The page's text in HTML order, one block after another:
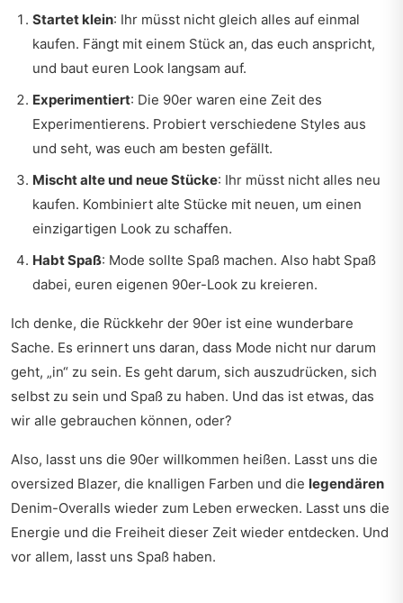
Startet klein: Ihr müsst nicht gleich alles auf einmal
kaufen. Fängt mit einem Stück an, das euch anspricht,
und baut euren Look langsam auf.
Experimentiert: Die 90er waren eine Zeit des
Experimentierens. Probiert verschiedene Styles aus
und seht, was euch am besten gefällt.
Mischt alte und neue Stücke: Ihr müsst nicht alles neu
kaufen. Kombiniert alte Stücke mit neuen, um einen
einzigartigen Look zu schaffen.
Habt Spaß: Mode sollte Spaß machen. Also habt Spaß
dabei, euren eigenen 90er-Look zu kreieren.
Ich denke, die Rückkehr der 90er ist eine wunderbare
Sache. Es erinnert uns daran, dass Mode nicht nur darum
geht, „in“ zu sein. Es geht darum, sich auszudrücken, sich
selbst zu sein und Spaß zu haben. Und das ist etwas, das
wir alle gebrauchen können, oder?
Also, lasst uns die 90er willkommen heißen. Lasst uns die
oversized Blazer, die knalligen Farben und die legendären
Denim-Overalls wieder zum Leben erwecken. Lasst uns die
Energie und die Freiheit dieser Zeit wieder entdecken. Und
vor allem, lasst uns Spaß haben.